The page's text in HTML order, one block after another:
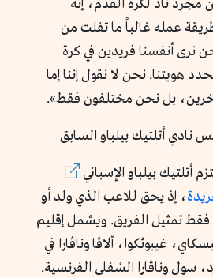
مجرد ناد لكرة القدم، إنه
عمله غالباً ما تفلت من
نرى أنفسنا فريدين في كرة
هويتنا. نحن لا نقول إننا إما
بل نحن مختلفون فقط».
نادي أتلتيك بيلباو السابق
أتلتيك بيلباو الإسباني
، إذ يحق للاعب الذي ولد أو
فقط تمثيل الفريق. ويشمل إقليم
غيبوثكوا، ألاڤا وناڤارا في
سول وناڤارا السُفلى الفرنسية.